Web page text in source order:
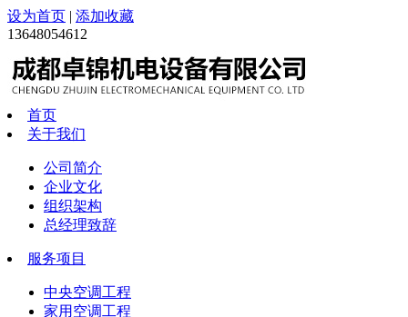
设为首页 | 添加收藏
13648054612
首页
关于我们
公司简介
企业文化
组织架构
总经理致辞
服务项目
中央空调工程
家用空调工程